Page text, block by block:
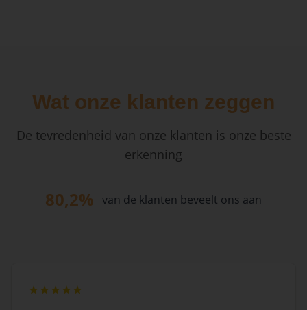
Wat onze klanten zeggen
De tevredenheid van onze klanten is onze beste
erkenning
80,2% van de klanten beveelt ons aan
★★★★★